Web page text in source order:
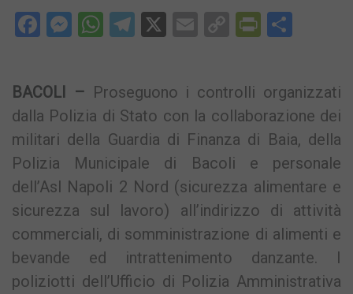
Facebook
Messenger
WhatsApp
Telegram
X EmailCopy
BACOLI – Proseguono i controlli organizzati
dalla Polizia di Stato con la collaborazione dei
militari della Guardia di Finanza di Baia, della
Polizia Municipale di Bacoli e personale
dell’Asl Napoli 2 Nord (sicurezza alimentare e
sicurezza sul lavoro) all’indirizzo di attività
commerciali, di somministrazione di alimenti e
bevande ed intrattenimento danzante. I
poliziotti dell’Ufficio di Polizia Amministrativa